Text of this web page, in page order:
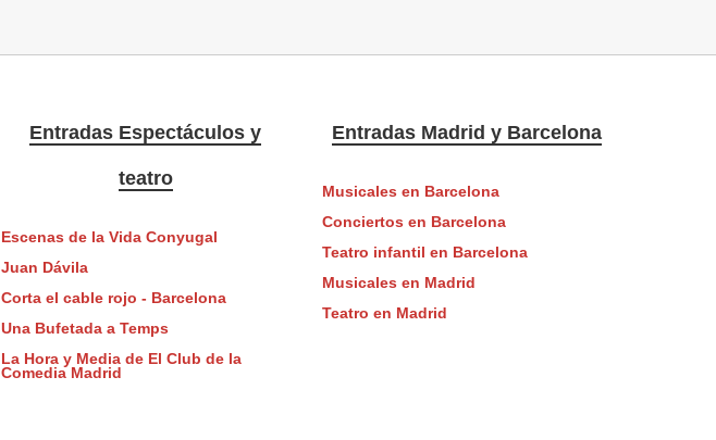
Entradas Espectáculos y
teatro
Escenas de la Vida Conyugal
Juan Dávila
Corta el cable rojo - Barcelona
Una Bufetada a Temps
La Hora y Media de El Club de la
Comedia Madrid
Entradas Madrid y Barcelona
Musicales en Barcelona
Conciertos en Barcelona
Teatro infantil en Barcelona
Musicales en Madrid
Teatro en Madrid